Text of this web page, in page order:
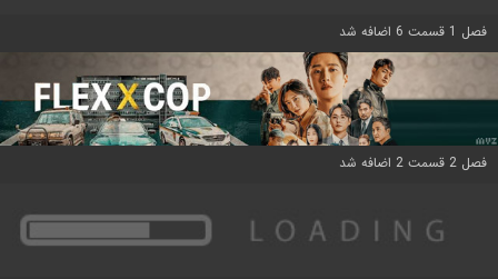
فصل 1 قسمت 6 اضافه شد
فصل 2 قسمت 2 اضافه شد